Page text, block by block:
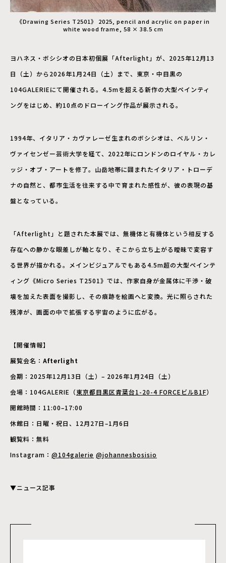
《Drawing Series T2501》 2025, pencil and acrylic on paper in
white wood frame, 58 × 38.5 cm
ヨハネス・ボシシオの日本初個展「Afterlight」が、2025年12月13
日（土）から2026年1月24日（土）まで、東京・中目黒の
104GALERIEにて開催される。4.5mを超える新作の大型ペインティ
ングをはじめ、約10点のドローイング作品が展示される。
1994年、イタリア・カヴァレーゼ生まれのボシシオは、ベルリン・
ヴァイセンゼー芸術大学を経て、2022年にロンドンのロイヤル・カレ
ッジ・オブ・アートを修了。山岳地帯に囲まれたイタリア・トローデ
ナの自然と、都市生活を往来する中で育まれた感性が、彼の表現の基
盤となっている。
「Afterlight」と題された本展では、無機体と有機体という相反する
存在への静かな眼差しが軸となり、そこから立ち上がる曖昧で変容す
る世界が描かれる。メインビジュアルでもある4.5m超の大型ペインテ
ィング《Micro Series T2501》では、作家自身が金属体に干渉・破
壊を加えた表面を撮影し、その痕跡を絵画へと変換。光に照らされた
残滓が、画面の中で拡張する宇宙のように広がる。
【開催情報】
展覧会名： Afterlight
会期：2025年12月13日（土）– 2026年1月24日（土）
会場：104GALERIE（東京都目黒区青葉台1-20-4 FORCEビルB1F）
開館時間：11:00–17:00
休館日：日曜・祝日、12月27日–1月6日
観覧料：無料
Instagram： @104galerie @johannesbosisio
▼ニュース記事